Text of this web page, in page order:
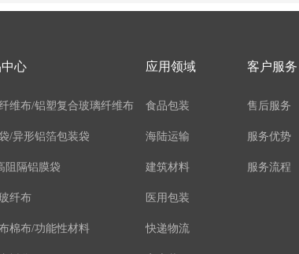
心
维布/铝塑复合玻璃纤维布
/异形铝箔包装袋
阻隔铝膜袋
纤布
棉布/功能性材料
应用领域
食品包装
海陆运输
建筑材料
医用包装
快递物流
客户服务
售后服务
服务优势
服务流程